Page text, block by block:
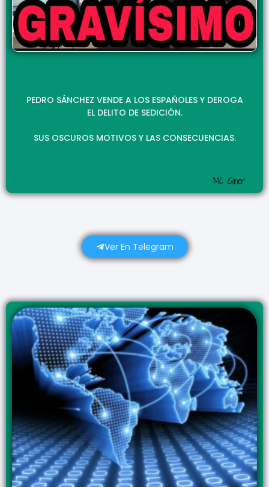
PEDRO SÁNCHEZ VENDE A LOS ESPAÑOLES Y DEROGA
EL DELITO DE SEDICIÓN.
SUS OSCUROS MOTIVOS Y LAS CONSECUENCIAS.
MC Giner
Ver En Telegram